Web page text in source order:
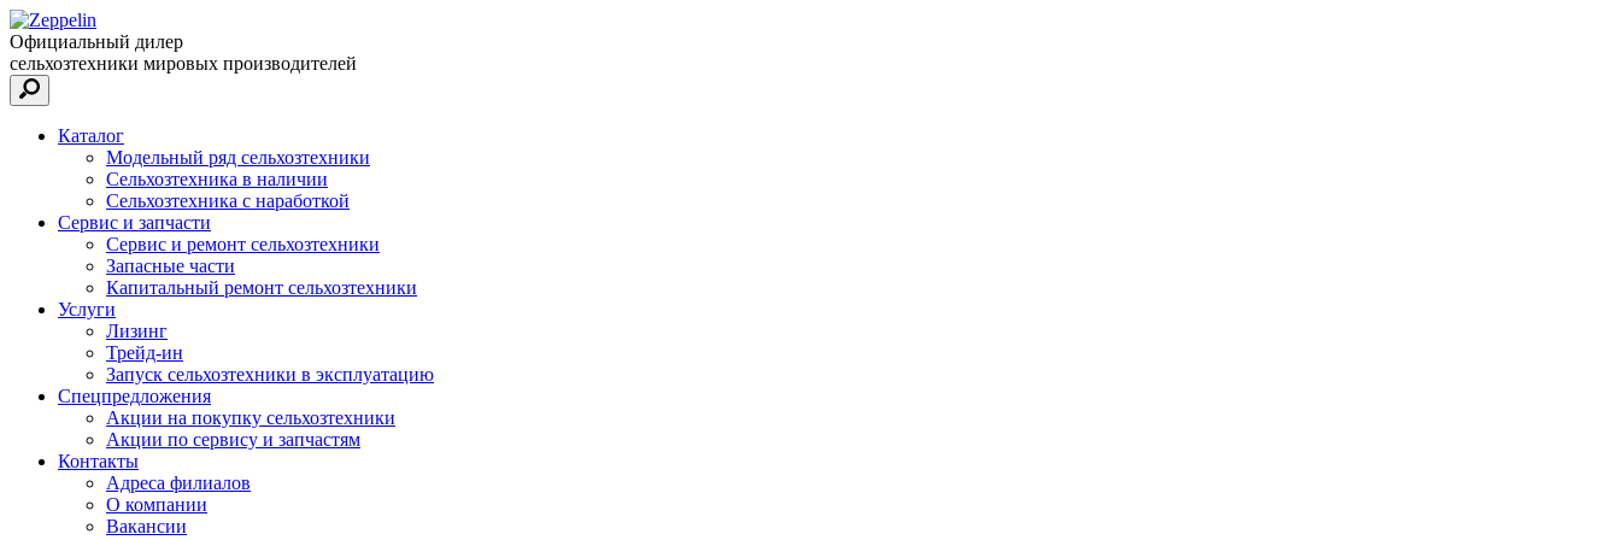
Официальный дилер
сельхозтехники мировых производителей
Каталог
Модельный ряд сельхозтехники
Сельхозтехника в наличии
Сельхозтехника с наработкой
Сервис и запчасти
Сервис и ремонт сельхозтехники
Запасные части
Капитальный ремонт сельхозтехники
Услуги
Лизинг
Трейд-ин
Запуск сельхозтехники в эксплуатацию
Спецпредложения
Акции на покупку сельхозтехники
Акции по сервису и запчастям
Контакты
Адреса филиалов
О компании
Вакансии